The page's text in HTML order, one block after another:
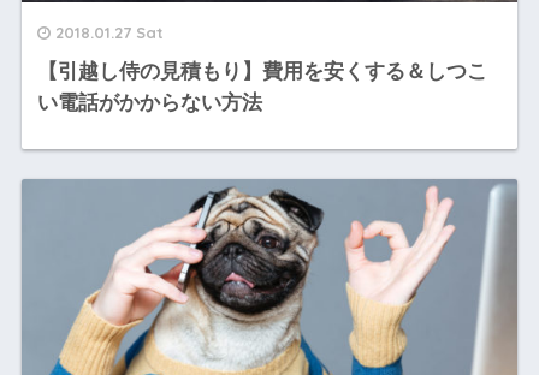
2018.01.27 Sat
【引越し侍の見積もり】費用を安くする＆しつこ
い電話がかからない方法